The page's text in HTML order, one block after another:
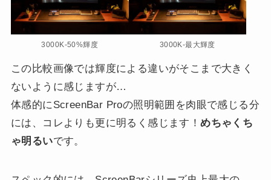
3000K-50%輝度 3000K-最大輝度
この比較画像では輝度による違いがそこまで大きく
ないように感じますが…
体感的にScreenBar Proの照明範囲を肉眼で感じる分
には、コレよりも更に明るく感じます！めちゃくち
ゃ明るいです。